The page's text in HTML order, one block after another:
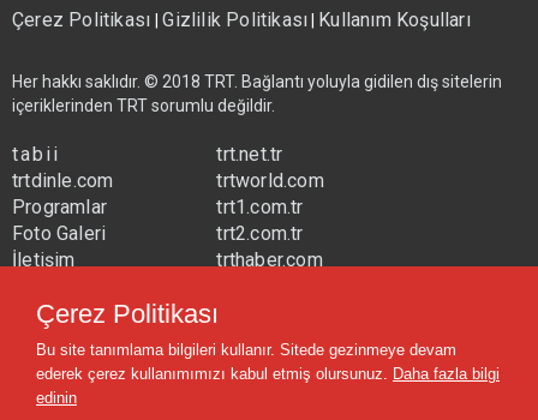
Çerez Politikası|Gizlilik Politikası| Kullanım Koşulları
Her hakkı saklıdır. © 2018 TRT. Bağlantı yoluyla gidilen dış sitelerin
içeriklerinden TRT sorumlu değildir.
tabii
trtdinle.com
Programlar
Foto Galeri
İletişim
trt.net.tr
trtworld.com
trt1.com.tr
trt2.com.tr
trthaber.com
trtavaz.com.tr
trtmuzik.net.tr
trtcocuk.net.tr
Çerez Politikası
Bu site tanımlama bilgileri kullanır. Sitede gezinmeye devam
ederek çerez kullanımımızı kabul etmiş olursunuz. Daha fazla bilgi
edinin